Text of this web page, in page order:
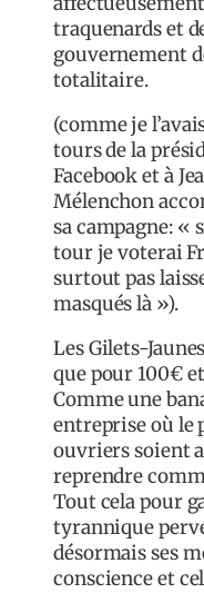
traquenards et
gouvernement
totalitaire.
(comme je
tours de la
Facebook et à
Mélenchon
sa campagne: «
tour je voterai
surtout pas
masqués là »).
Les Gilets-
que pour 100€
Comme une
entreprise où le
ouvriers soient
reprendre
Tout cela pour
tyrannique
désormais ses
conscience et